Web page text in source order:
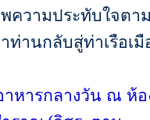
ความประทับใจตา
ท่านกลับสู่ท่าเรือเมื
หารกลางวัน ณ ห้อ